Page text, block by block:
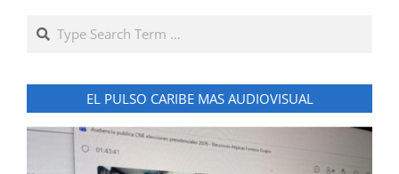
Search
EL PULSO CARIBE MAS AUDIOVISUAL